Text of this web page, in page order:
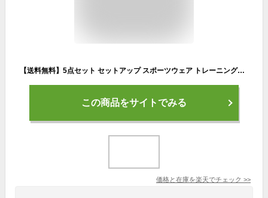
【送料無料】5点セット セットアップ スポーツウェア トレーニングウエア 上下セット ヨガウェア ストレッチ メンズ ランニングウェア 吸汗 速乾 運動着 部活 学校 通気 ジム
この商品をサイトでみる
価格と在庫を楽天でチェック >>